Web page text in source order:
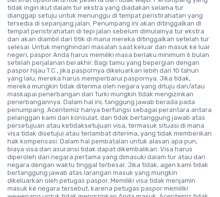
tidak ingin ikut dalam tur ekstra yang diadakan selama tur
dianggap setuju untuk menunggu di tempat peristirahatan yang
tersedia di sepanjang jalan. Penumpang ini akan ditinggalkan di
tempat peristirahatan di tepi jalan sebelum dimulainya tur ekstra
dan akan diambil dari titik di mana mereka ditinggalkan setelah tur
selesai. Untuk menghindari masalah saat keluar dan masuk ke luar
negeri, paspor Anda harus memiliki masa berlaku minimum 6 bulan
setelah perjalanan berakhir. Bagi tamu yang bepergian dengan
paspor hijau T.C., jika paspornya dikeluarkan lebih dari 10 tahun
yang lalu, mereka harus memperbarui paspornya. Jika tidak,
mereka mungkin tidak diterima oleh negara yang dituju dan/atau
maskapai penerbangan dari Turki mungkin tidak mengizinkan
penerbangannya. Dalam hal ini, tanggung jawab berada pada
penumpang. Acentemiz hanya berfungsi sebagai perantara antara
pelanggan kami dan konsulat, dan tidak bertanggung jawab atas
persetujuan atau ketidaksetujuan visa, termasuk situasi di mana
visa tidak disetujui atau terlambat diterima, yang tidak memberikan
hak kompensasi. Dalam hal pembatalan untuk alasan apa pun,
biaya visa dan asuransi tidak dapat dikembalikan. Visa harus
diperoleh dari negara pertama yang dimasuki dalam tur atau dari
negara dengan waktu tinggal terbesar. Jika tidak, agen kami tidak
bertanggung jawab atas larangan masuk yang mungkin
dikeluarkan oleh petugas paspor. Memiliki visa tidak menjamin
masuk ke negara tersebut, karena petugas paspor memiliki